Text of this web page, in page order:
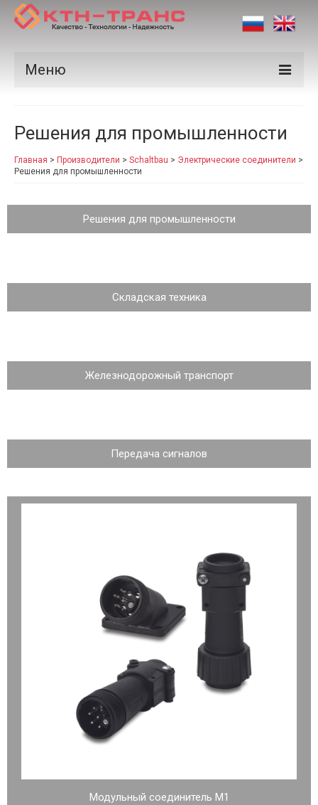
Меню
Производители
Рынки
Решения для промышленности
Главная > Производители > Schaltbau > Электрические соединители >
Решения для промышленности
Решения для промышленности
Складская техника
Железнодорожный транспорт
Передача сигналов
Модульный соединитель М1